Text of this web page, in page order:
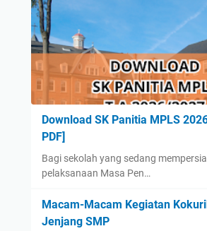
Download SK Panitia MPLS
PDF]
Bagi sekolah yang sedang
pelaksanaan Masa Pen…
Macam-Macam Kegiatan
Jenjang SMP